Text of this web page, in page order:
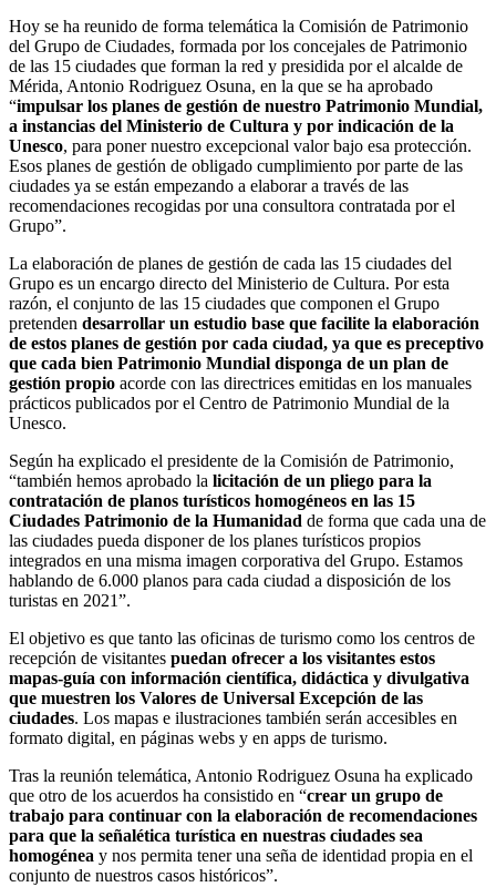
Hoy se ha reunido de forma telemática la Comisión de Patrimonio
del Grupo de Ciudades, formada por los concejales de Patrimonio
de las 15 ciudades que forman la red y presidida por el alcalde de
Mérida, Antonio Rodriguez Osuna, en la que se ha aprobado
“impulsar los planes de gestión de nuestro Patrimonio Mundial,
a instancias del Ministerio de Cultura y por indicación de la
Unesco, para poner nuestro excepcional valor bajo esa protección.
Esos planes de gestión de obligado cumplimiento por parte de las
ciudades ya se están empezando a elaborar a través de las
recomendaciones recogidas por una consultora contratada por el
Grupo”.
La elaboración de planes de gestión de cada las 15 ciudades del
Grupo es un encargo directo del Ministerio de Cultura. Por esta
razón, el conjunto de las 15 ciudades que componen el Grupo
pretenden desarrollar un estudio base que facilite la elaboración
de estos planes de gestión por cada ciudad, ya que es preceptivo
que cada bien Patrimonio Mundial disponga de un plan de
gestión propio acorde con las directrices emitidas en los manuales
prácticos publicados por el Centro de Patrimonio Mundial de la
Unesco.
Según ha explicado el presidente de la Comisión de Patrimonio,
“también hemos aprobado la licitación de un pliego para la
contratación de planos turísticos homogéneos en las 15
Ciudades Patrimonio de la Humanidad de forma que cada una de
las ciudades pueda disponer de los planes turísticos propios
integrados en una misma imagen corporativa del Grupo. Estamos
hablando de 6.000 planos para cada ciudad a disposición de los
turistas en 2021”.
El objetivo es que tanto las oficinas de turismo como los centros de
recepción de visitantes puedan ofrecer a los visitantes estos
mapas-guía con información científica, didáctica y divulgativa
que muestren los Valores de Universal Excepción de las
ciudades. Los mapas e ilustraciones también serán accesibles en
formato digital, en páginas webs y en apps de turismo.
Tras la reunión telemática, Antonio Rodriguez Osuna ha explicado
que otro de los acuerdos ha consistido en “crear un grupo de
trabajo para continuar con la elaboración de recomendaciones
para que la señalética turística en nuestras ciudades sea
homogénea y nos permita tener una seña de identidad propia en el
conjunto de nuestros casos históricos”.